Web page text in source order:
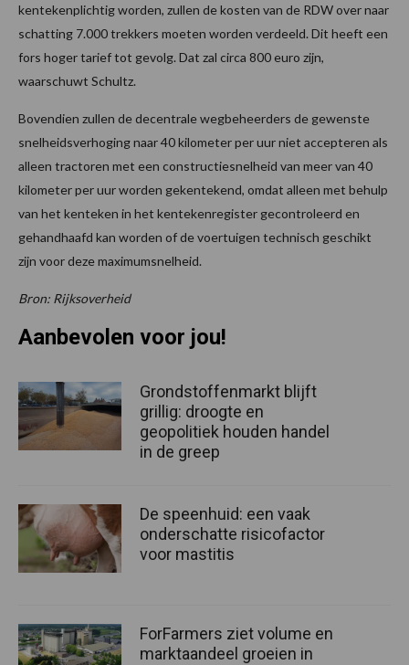
kentekenplichtig worden, zullen de kosten van de RDW over naar
schatting 7.000 trekkers moeten worden verdeeld. Dit heeft een
fors hoger tarief tot gevolg. Dat zal circa 800 euro zijn,
waarschuwt Schultz.
Bovendien zullen de decentrale wegbeheerders de gewenste
snelheidsverhoging naar 40 kilometer per uur niet accepteren als
alleen tractoren met een constructiesnelheid van meer van 40
kilometer per uur worden gekentekend, omdat alleen met behulp
van het kenteken in het kentekenregister gecontroleerd en
gehandhaafd kan worden of de voertuigen technisch geschikt
zijn voor deze maximumsnelheid.
Bron: Rijksoverheid
Aanbevolen voor jou!
Grondstoffenmarkt blijft
grillig: droogte en
geopolitiek houden handel
in de greep
De speenhuid: een vaak
onderschatte risicofactor
voor mastitis
ForFarmers ziet volume en
marktaandeel groeien in